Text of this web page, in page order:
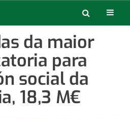
da maior
para
social da
18,3 M€